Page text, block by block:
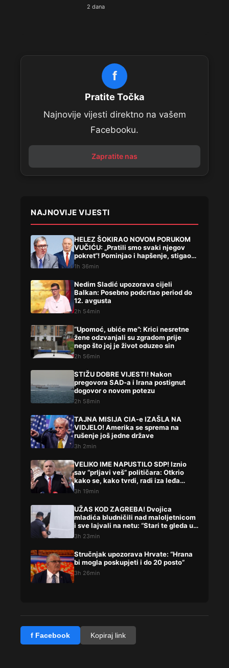
2 dana
f
Pratite Točka
Najnovije vijesti direktno na vašem
Facebooku.
Zapratite nas
NAJNOVIJE VIJESTI
HELEZ ŠOKIRAO NOVOM PORUKOM
VUČIĆU: „Pratili smo svaki njegov
pokret“! Pominjao i hapšenje, stigao
žestok odgovor Brnabićeve
1h 36min
Nedim Sladić upozorava cijeli
Balkan: Posebno podcrtao period do
12. avgusta
2h 54min
“Upomoć, ubiće me”: Krici nesretne
žene odzvanjali su zgradom prije
nego što joj je život oduzeo sin
2h 56min
STIŽU DOBRE VIJESTI! Nakon
pregovora SAD-a i Irana postignut
dogovor o novom potezu
2h 58min
TAJNA MISIJA CIA-e IZAŠLA NA
VIDJELO! Amerika se sprema na
rušenje još jedne države
3h 2min
VELIKO IME NAPUSTILO SDP! Iznio
sav “prljavi veš” političara: Otkrio
kako se, kako tvrdi, radi iza leđa
građana
3h 19min
UŽAS KOD ZAGREBA! Dvojica
mladića bludničili nad maloljetnicom
i sve lajvali na netu: “Stari te gleda u
lajvu”
3h 23min
Stručnjak upozorava Hrvate: “Hrana
bi mogla poskupjeti i do 20 posto”
3h 26min
f Facebook Kopiraj link